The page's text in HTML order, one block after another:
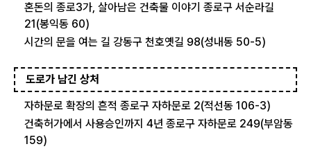
혼돈의 종로3가, 살아남은 건축물 이야기 종로구 서순라길
21(봉익동 60)
시간의 문을 여는 길 강동구 천호옛길 98(성내동 50-5)
도로가 남긴 상처
자하문로 확장의 흔적 종로구 자하문로 2(적선동 106-3)
건축허가에서 사용승인까지 4년 종로구 자하문로 249(부암동
159)